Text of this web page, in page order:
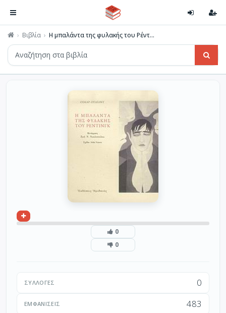
Βιβλία Η μπαλάντα της φυλακής του Ρέντ...
0
0
ΣΥΛΛΟΓΈΣ 0
ΕΜΦΑΝΊΣΕΙΣ 483